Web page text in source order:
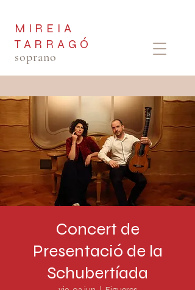
MIREIA
TARRAGÓ
soprano
Concert de
Presentació de la
Schubertíada